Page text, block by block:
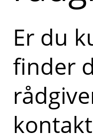
Er du
finder